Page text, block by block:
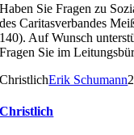
Haben Sie Fragen zu
des Caritasverbandes
140). Auf Wunsch
Fragen Sie im Lei
ChristlichErik Schumann
Christlich